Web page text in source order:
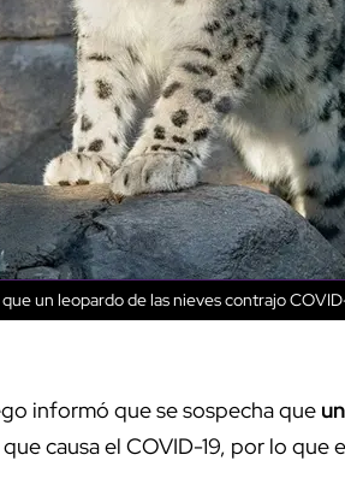
un leopardo de las nieves contrajo
informó que se sospecha que
que causa el COVID-19, por lo